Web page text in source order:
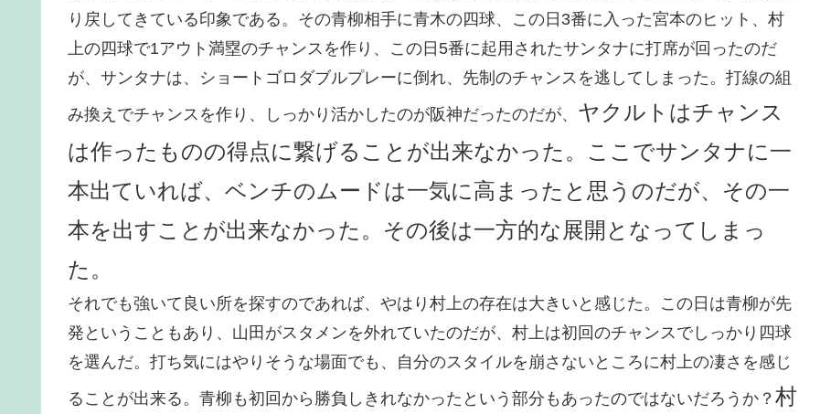
り戻してきている印象である。その青柳相手に青木の四球、この日3番に入った宮本のヒット、村
上の四球で1アウト満塁のチャンスを作り、この日5番に起用されたサンタナに打席が回ったのだ
が、サンタナは、ショートゴロダブルプレーに倒れ、先制のチャンスを逃してしまった。打線の組
み換えでチャンスを作り、しっかり活かしたのが阪神だったのだが、 ヤクルトはチャンス
は作ったものの得点に繋げることが出来なかった。ここでサンタナに一
本出ていれば、ベンチのムードは一気に高まったと思うのだが、その一
本を出すことが出来なかった。その後は一方的な展開となってしまっ
た。
それでも強いて良い所を探すのであれば、やはり村上の存在は大きいと感じた。この日は青柳が先
発ということもあり、山田がスタメンを外れていたのだが、村上は初回のチャンスでしっかり四球
を選んだ。打ち気にはやりそうな場面でも、自分のスタイルを崩さないところに村上の凄さを感じ
ることが出来る。青柳も初回から勝負しきれなかったという部分もあったのではないだろうか？ 村